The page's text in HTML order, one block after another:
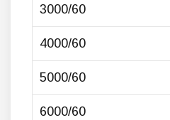
3000/60
4000/60
5000/60
6000/60